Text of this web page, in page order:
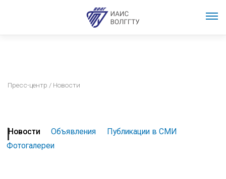
Пресс-центр / Новости
Новости Объявления
Публикации в СМИ
Фотогалереи